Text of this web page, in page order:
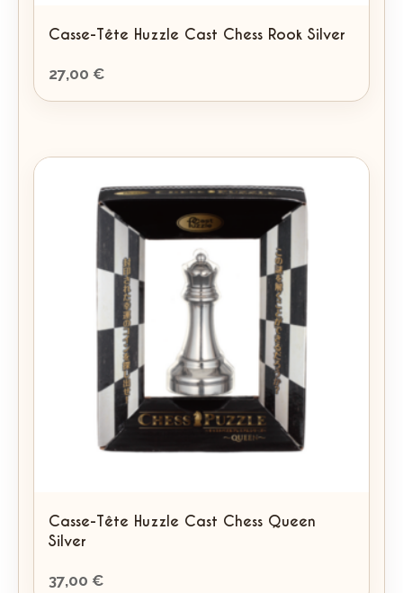
Casse-Tête Huzzle Cast Chess Rook Silver
27,00 €
Casse-Tête Huzzle Cast Chess Queen
Silver
37,00 €